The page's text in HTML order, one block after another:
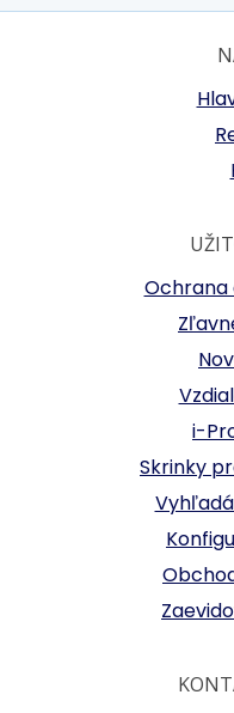
Ochrana
i-
Skrinky